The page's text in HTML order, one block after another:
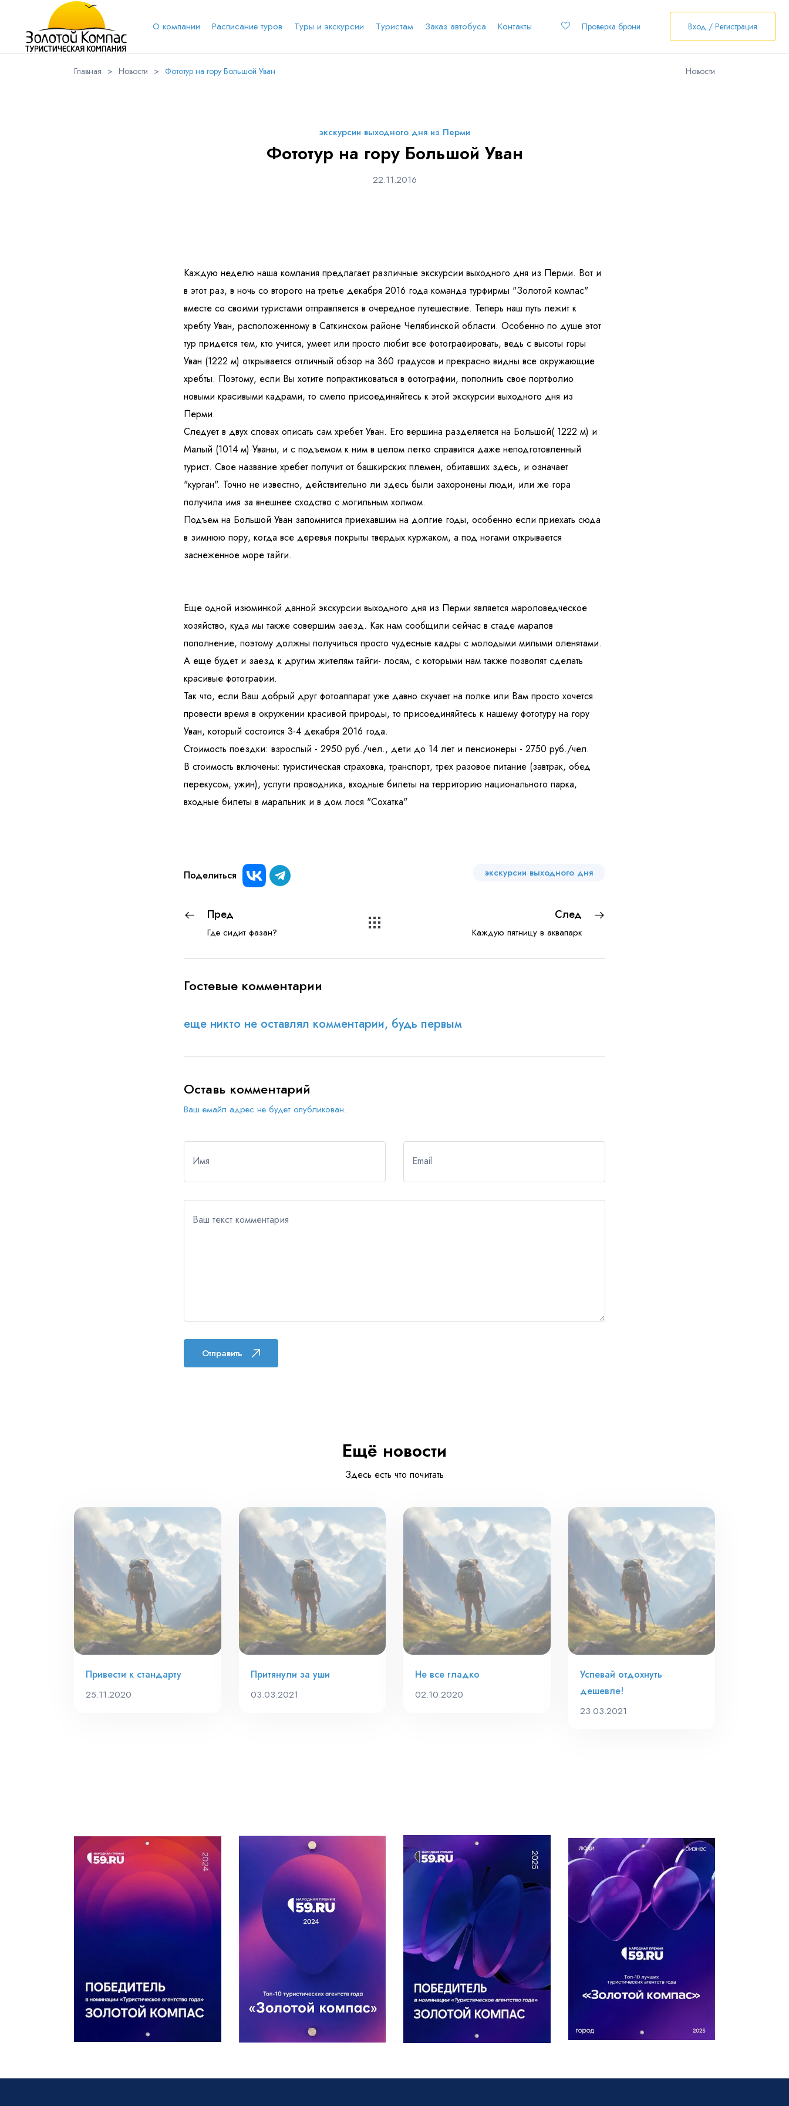
О компании Расписание туров Туры и экскурсии Туристам Заказ автобуса Контакты Проверка брони Вход / Регистрация
Главная > Новости > Фототур на гору Большой Уван Новости
экскурсии выходного дня из Перми
Фототур на гору Большой Уван
22.11.2016
Каждую неделю наша компания предлагает различные экскурсии выходного дня из Перми. Вот и
в этот раз, в ночь со второго на третье декабря 2016 года команда турфирмы "Золотой компас"
вместе со своими туристами отправляется в очередное путешествие. Теперь наш путь лежит к
хребту Уван, расположенному в Саткинском районе Челябинской области. Особенно по душе этот
тур придется тем, кто учится, умеет или просто любит все фотографировать, ведь с высоты горы
Уван (1222 м) открывается отличный обзор на 360 градусов и прекрасно видны все окружающие
хребты. Поэтому, если Вы хотите попрактиковаться в фотографии, пополнить свое портфолио
новыми красивыми кадрами, то смело присоединяйтесь к этой экскурсии выходного дня из
Перми.
Следует в двух словах описать сам хребет Уван. Его вершина разделяется на Большой( 1222 м) и
Малый (1014 м) Уваны, и с подъемом к ним в целом легко справится даже неподготовленный
турист. Свое название хребет получит от башкирских племен, обитавших здесь, и означает
"курган". Точно не известно, действительно ли здесь были захоронены люди, или же гора
получила имя за внешнее сходство с могильным холмом.
Подъем на Большой Уван запомнится приехавшим на долгие годы, особенно если приехать сюда
в зимнюю пору, когда все деревья покрыты твердых куржаком, а под ногами открывается
заснеженное море тайги.
Еще одной изюминкой данной экскурсии выходного дня из Перми является мароловедческое
хозяйство, куда мы также совершим заезд. Как нам сообщили сейчас в стаде маралов
пополнение, поэтому должны получиться просто чудесные кадры с молодыми милыми оленятами.
А еще будет и заезд к другим жителям тайги- лосям, с которыми нам также позволят сделать
красивые фотографии.
Так что, если Ваш добрый друг фотоаппарат уже давно скучает на полке или Вам просто хочется
провести время в окружении красивой природы, то присоединяйтесь к нашему фототуру на гору
Уван, который состоится 3-4 декабря 2016 года.
Стоимость поездки: взрослый - 2950 руб./чел., дети до 14 лет и пенсионеры - 2750 руб./чел.
В стоимость включены: туристическая страховка, транспорт, трех разовое питание (завтрак, обед
перекусом, ужин), услуги проводника, входные билеты на территорию национального парка,
входные билеты в маральник и в дом лося "Сохатка"
Поделиться экскурсии выходного дня
Пред
Где сидит фазан?
След
Каждую пятницу в аквапарк
Гостевые комментарии
еще никто не оставлял комментарии, будь первым
Оставь комментарий
Ваш емайл адрес не будет опубликован.
Имя Email
Ваш текст комментария
Отправить
Ещё новости
Здесь есть что почитать
Привести к стандарту
25.11.2020
Притянули за уши
03.03.2021
Не все гладко
02.10.2020
Успевай отдохнуть
дешевле!
23.03.2021
Я даю согласие наобработку персональных данныхи ознакомленс политикой компании в отношении обработки персональных данных
данныхи ознакомленс политикой компании в
отношении обработки персональных данных
Whatsapp Телеграм